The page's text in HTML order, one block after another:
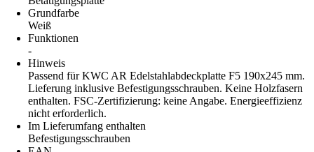
Grundfarbe
Weiß
Funktionen
-
Hinweis
Passend für KWC AR Edelstahlabdeckplatte F5 190x245 mm.
Lieferung inklusive Befestigungsschrauben. Keine Holzfasern
enthalten. FSC-Zertifizierung: keine Angabe. Energieeffizienz
nicht erforderlich.
Im Lieferumfang enthalten
Befestigungsschrauben